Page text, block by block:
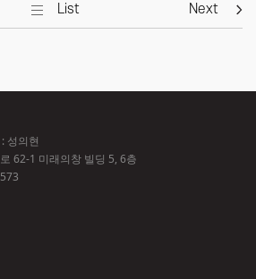
List Next
성의현
62-1 미래의창 빌딩 5, 6층